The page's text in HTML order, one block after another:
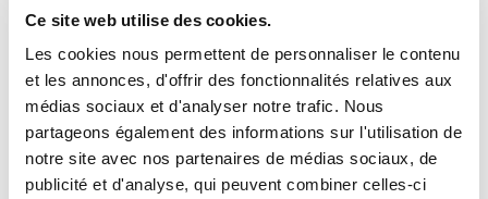
Ce site web utilise des cookies.
Les cookies nous permettent de personnaliser le contenu
et les annonces, d'offrir des fonctionnalités relatives aux
médias sociaux et d'analyser notre trafic. Nous
partageons également des informations sur l'utilisation de
notre site avec nos partenaires de médias sociaux, de
publicité et d'analyse, qui peuvent combiner celles-ci
2018, des consultations régionales sur les
Grands enjeux ont eu lieu en Europe et en
Amérique latine. Organisées en partenariat avec
les mouvements locaux, ces consultations ont
réuni des personnes de différents pays pour
aborder et approfondir ensemble les enjeux
auxquels les chrétiens sont confrontés dans
leurs universités.